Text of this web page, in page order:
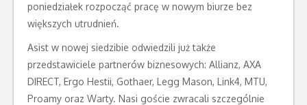
poniedziałek rozpocząć pracę w nowym biurze bez
większych utrudnień.
Asist w nowej siedzibie odwiedzili już także
przedstawiciele partnerów biznesowych: Allianz, AXA
DIRECT, Ergo Hestii, Gothaer, Legg Mason, Link4, MTU,
Proamy oraz Warty. Nasi goście zwracali szczególnie